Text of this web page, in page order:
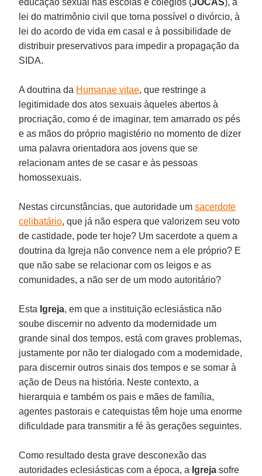
lei do matrimônio civil que torna possível o divórcio, à
lei do acordo de vida em casal e à possibilidade de
distribuir preservativos para impedir a propagação da
SIDA.
A doutrina da Humanae vitae, que restringe a
legitimidade dos atos sexuais àqueles abertos à
procriação, como é de imaginar, tem amarrado os pés
e as mãos do próprio magistério no momento de dizer
uma palavra orientadora aos jovens que se
relacionam antes de se casar e às pessoas
homossexuais.
Nestas circunstâncias, que autoridade umsacerdote
celibatário, que já não espera que valorizem seu voto
de castidade, pode ter hoje? Um sacerdote a quem a
doutrina da Igreja não convence nem a ele próprio? E
que não sabe se relacionar com os leigos e as
comunidades, a não ser de um modo autoritário?
Esta Igreja, em que a instituição eclesiástica não
soube discernir no advento da modernidade um
grande sinal dos tempos, está com graves problemas,
justamente por não ter dialogado com a modernidade,
para discernir outros sinais dos tempos e se somar à
ação de Deus na história. Neste contexto, a
hierarquia e também os pais e mães de família,
agentes pastorais e catequistas têm hoje uma enorme
dificuldade para transmitir a fé às gerações seguintes.
Como resultado desta grave desconexão das
autoridades eclesiásticas com a época, a Igreja sofre